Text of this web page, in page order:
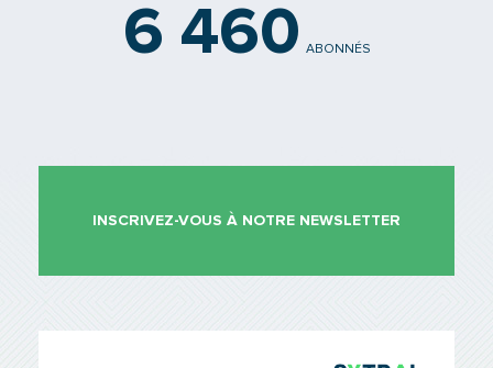
6 460 ABONNÉS
INSCRIVEZ-VOUS À NOTRE NEWSLETTER